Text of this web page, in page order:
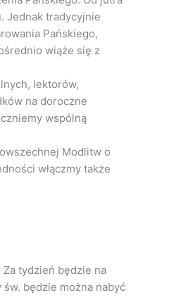
Jednak tradycyjnie
Pańskiego,
wiąże się z
lektorów,
na doroczne
wspólną
Modlitw o
włączmy także
Za tydzień będzie na
św. będzie można nabyć